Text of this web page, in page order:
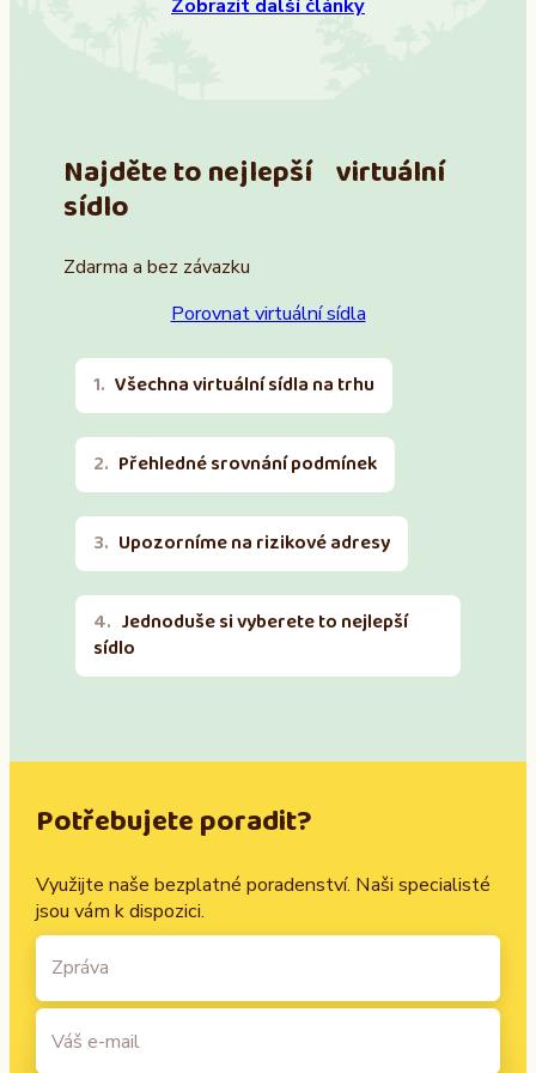
Zobrazit další články
Najděte to nejlepší virtuální
sídlo
Zdarma a bez závazku
Porovnat virtuální sídla
Všechna virtuální sídla na trhu
Přehledné srovnání podmínek
Upozorníme na rizikové adresy
Jednoduše si vyberete to nejlepší
sídlo
Potřebujete poradit?
Využijte naše bezplatné poradenství. Naši specialisté
jsou vám k dispozici.